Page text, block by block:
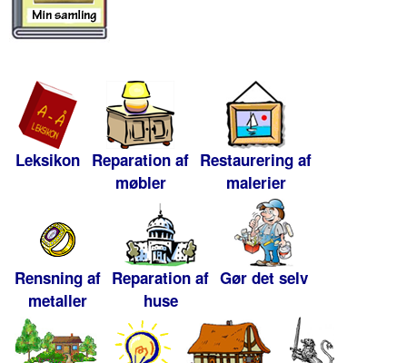
Leksikon Reparation af
møbler
Restaurering af
malerier
Rensning af
metaller
Reparation af
huse
Gør det selv